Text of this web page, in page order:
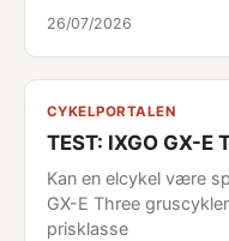
26/07/2026
CYKELPORTALEN
TEST: IXGO GX-E
Kan en elcykel være
GX-E Three
prisklasse